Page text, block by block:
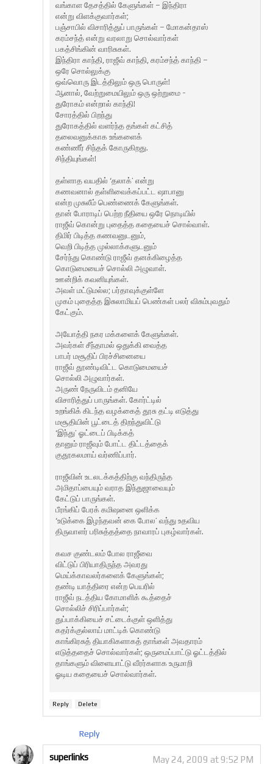
வங்காள தேசத்தில் கேளுங்கள் – இந்திரா
என்று விளக்குவார்கள்;
பஞ்சாபில் விசாரித்துப் பாருங்கள் – மோகன்தாஸ்
கரம்சந்த் என்று வரலாறு சொல்வார்கள்
பகத்சிங்கின் வாரிசுகள்.
இந்திரா காந்தி, ராஜீவ் காந்தி, கரம்சந்த் காந்தி –
ஒரே சொல்லுக்கு
ஒவ்வொரு இடத்திலும் ஒரு பொருள்!
ஆனால், வேற்றுமையிலும் ஒரு ஒற்றுமை -
துரோகம் என்றால் காந்தி!
சோரத்தில் பிறந்து
துரோகத்தில் வளர்ந்த தங்கள் கட்சித்
தலைவனுக்காக உங்களைக்
கண்ணீர் சிந்தக் கோருகிறது.
சிந்தியுங்கள்!
தள்ளாத வயதில் ‘தலாக்’ என்று
கணவனால் தள்ளிவைக்கப்பட்ட ஷாபானு
என்ற முசுலீம் பெண்ணைக் கேளுங்கள்.
தான் போராடிப் பெற்ற நீதியை ஒரே நொடியில்
ராஜீவ் கொன்று புதைத்த கதையைச் சொல்வாள்.
திமிர் பிடித்த கணவனுடனும்,
வெறி பிடித்த முல்லாக்களுடனும்
சேர்ந்து கொண்டு ராஜீவ் தனக்கிழைத்த
கொடுமையைச் சொல்லி அழுவாள்.
ஊன்றிக் கவனியுங்கள்.
அவள் மட்டுமல்ல; பர்தாவுக்குள்ளே
முகம் புதைத்த இசுலாமியப் பெண்கள் பலர் விசும்புவதும்
கேட்கும்.
அயோத்தி நகர மக்களைக் கேளுங்கள்.
அவர்கள் சீந்தாமல் ஒதுக்கி வைத்த
பாபர் மசூதிப் பிரச்சினையை
ராஜீவ் தூண்டிவிட்ட கொடுமையைச்
சொல்லி அழுவார்கள்.
அருண் நேருவிடம் தனியே
விசாரித்துப் பாருங்கள். கோர்ட்டில்
உறங்கிக் கிடந்த வழக்கைத் தூசு தட்டி எடுத்து
மசூதியின் பூட்டைத் திறந்துவிட்டு
‘இந்து’ ஓட்டைப் பிடிக்கத்
தானும் ராஜீவும் போட்ட திட்டத்தைக்
குதூகலமாய் வர்ணிப்பார்.
ராஜீவின் உடலடக்கத்திற்கு வந்திருந்த
அமிதாப்பையும் வராத இந்துஜாவையும்
கேட்டுப் பாருங்கள்.
பீரங்கிப் பேரக் கமிஷனை ஒளிக்க
‘உடுக்கை இழந்தவன் கை போல’ வந்து உதவிய
திருவாளர் பரிசுத்தத்தை நாவாரப் புகழ்வார்கள்.
கவச குண்டலம் போல ராஜீவை
விட்டுப் பிரியாதிருந்த அவரது
மெய்க்காவலர்களைக் கேளுங்கள்;
தண்டி யாத்திரை என்ற பெயரில்
ராஜீவ் நடத்திய கோமாளிக் கூத்தைச்
சொல்லிச் சிரிப்பார்கள்;
துப்பாக்கியைச் சட்டைக்குள் ஒளித்து
கதர்க்குல்லாய் மாட்டிக் கொண்டு
காங்கிரசுத் தியாகிகளாகத் தாங்கள் அவதாரம்
எடுத்ததைச் சொல்வார்கள்; ஒருமைப்பாட்டு ஓட்டத்தில்
தாங்களும் விளையாட்டு வீரர்களாக உருமாறி
ஓடிய கதையைச் சொல்வார்கள்.
Reply Delete
Reply
superlinks May 24, 2009 at 9:52 PM